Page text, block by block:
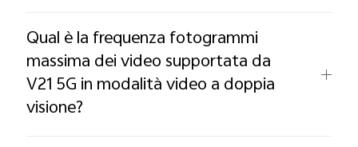
Qual è la frequenza fotogrammi
massima dei video supportata da
V21 5G in modalità video a doppia
visione?